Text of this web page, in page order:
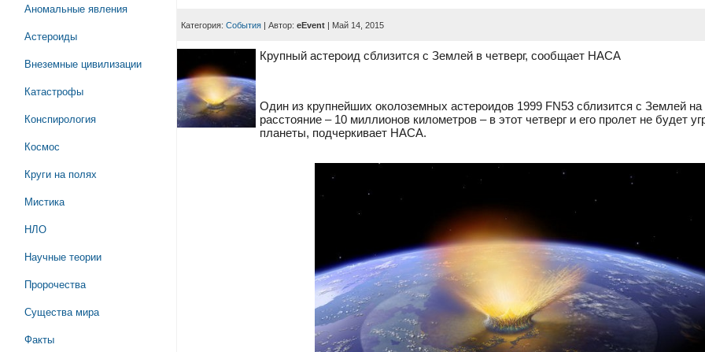
Аномальные явления
Астероиды
Внеземные цивилизации
Катастрофы
Конспирология
Космос
Круги на полях
Мистика
НЛО
Научные теории
Пророчества
Существа мира
Факты
Категория:События | Автор:eEvent | Май 14, 2015
Крупный астероид сблизится с Землей в четверг, сообщает НАСА
Один из крупнейших околоземных астероидов 1999 FN53 сблизится с Землей на
расстояние – 10 миллионов километров – в этот четверг и его пролет не будет
планеты, подчеркивает НАСА.